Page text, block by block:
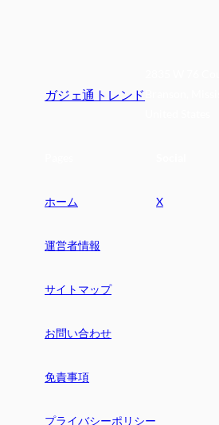
ガジェ通トレンド
ホーム
運営者情報
サイトマップ
お問い合わせ
免責事項
プライバシーポリシー
X